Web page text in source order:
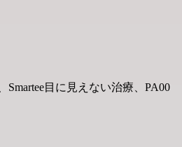
目に見えない治療、PA00